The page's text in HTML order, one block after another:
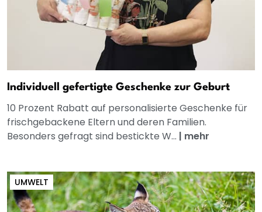
Individuell gefertigte Geschenke zur Geburt
10 Prozent Rabatt auf personalisierte Geschenke für
frischgebackene Eltern und deren Familien.
Besonders gefragt sind bestickte W... | mehr
UMWELT